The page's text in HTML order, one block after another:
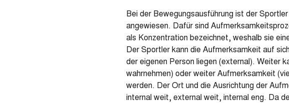
Bei der Bewegungsausführung ist der
angewiesen. Dafür sind
als Konzentration bezeichnet, weshalb sie
Der Sportler kann die Aufmerksamkeit auf
der eigenen Person liegen (external). Weiter
wahrnehmen) oder weiter Aufmerksamkeit
werden. Der Ort und die Ausrichtung der
internal weit, external weit, internal eng. Da